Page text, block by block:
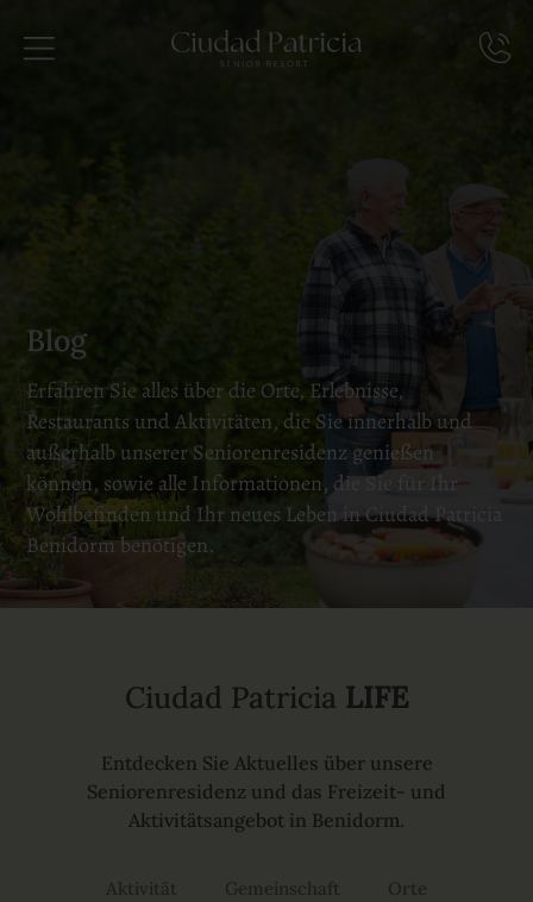
Blog
Erfahren Sie alles über die Orte, Erlebnisse,
Restaurants und Aktivitäten, die Sie innerhalb und
außerhalb unserer Seniorenresidenz genießen
können, sowie alle Informationen, die Sie für Ihr
Wohlbefinden und Ihr neues Leben in Ciudad Patricia
Benidorm benötigen.
Ciudad Patricia LIFE
Entdecken Sie Aktuelles über unsere
Seniorenresidenz und das Freizeit- und
Aktivitätsangebot in Benidorm.
Aktivität Gemeinschaft
Orte